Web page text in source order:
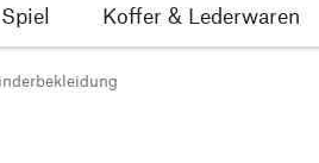
Koffer & Lederwaren